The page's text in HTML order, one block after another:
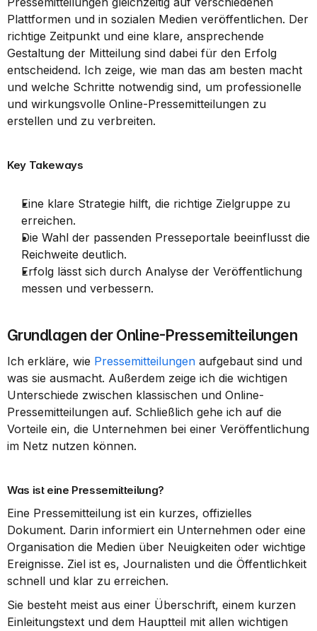
Plattformen und in sozialen Medien veröffentlichen. Der
richtige Zeitpunkt und eine klare, ansprechende
Gestaltung der Mitteilung sind dabei für den Erfolg
entscheidend. Ich zeige, wie man das am besten macht
und welche Schritte notwendig sind, um professionelle
und wirkungsvolle Online-Pressemitteilungen zu
erstellen und zu verbreiten.
Key Takeways
Eine klare Strategie hilft, die richtige Zielgruppe zu
erreichen.
Die Wahl der passenden Presseportale beeinflusst die
Reichweite deutlich.
Erfolg lässt sich durch Analyse der Veröffentlichung
messen und verbessern.
Grundlagen der Online-Pressemitteilungen
Ich erkläre, wie Pressemitteilungen aufgebaut sind und
was sie ausmacht. Außerdem zeige ich die wichtigen
Unterschiede zwischen klassischen und Online-
Pressemitteilungen auf. Schließlich gehe ich auf die
Vorteile ein, die Unternehmen bei einer Veröffentlichung
im Netz nutzen können.
Was ist eine Pressemitteilung?
Eine Pressemitteilung ist ein kurzes, offizielles
Dokument. Darin informiert ein Unternehmen oder eine
Organisation die Medien über Neuigkeiten oder wichtige
Ereignisse. Ziel ist es, Journalisten und die Öffentlichkeit
schnell und klar zu erreichen.
Sie besteht meist aus einer Überschrift, einem kurzen
Einleitungstext und dem Hauptteil mit allen wichtigen